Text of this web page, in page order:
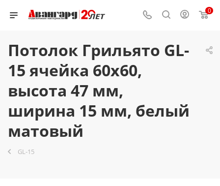
0
Потолок Грильято GL-
15 ячейка 60x60,
высота 47 мм,
ширина 15 мм, белый
матовый
GL-15